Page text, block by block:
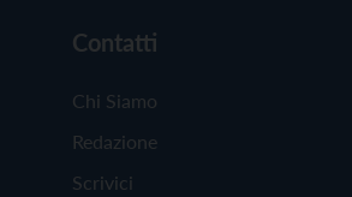
Contatti
Chi Siamo
Redazione
Scrivici